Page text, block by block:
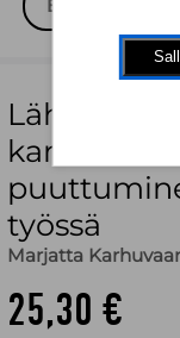
työssä
Marjatta
25,30 €